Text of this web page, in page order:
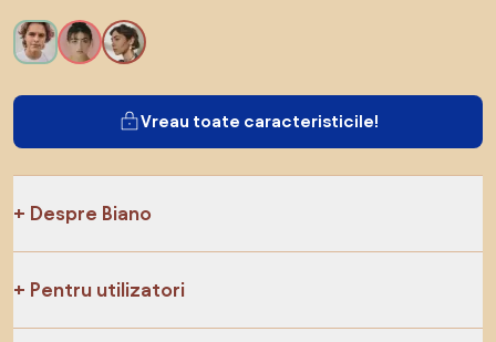
Vreau toate caracteristicile!
Despre Biano
Pentru utilizatori